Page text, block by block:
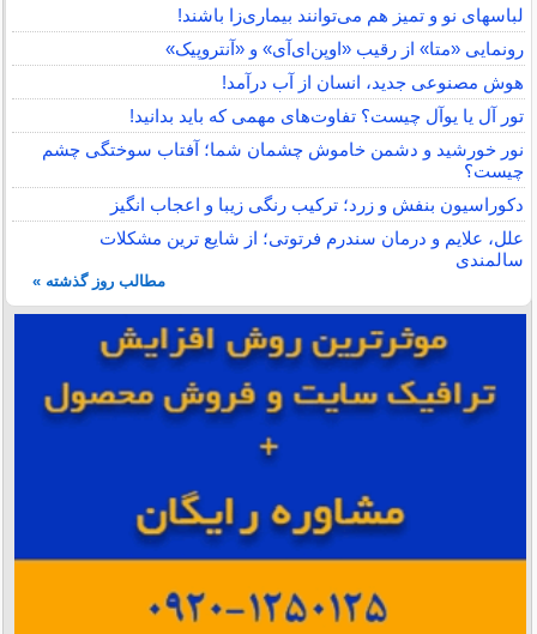
لباس‎های نو و تمیز هم می‌توانند بیماری‌زا باشند!
رونمایی «متا» از رقیب «اوپن‌ای‌آی» و «آنتروپیک»
هوش مصنوعی جدید، انسان از آب درآمد!
تور آل یا یوآل چیست؟ تفاوت‌های مهمی که باید بدانید!
نور خورشید و دشمن خاموش چشمان شما؛ آفتاب سوختگی چشم
چیست؟
دکوراسیون بنفش و زرد؛ ترکیب رنگی زیبا و اعجاب انگیز
علل، علایم و درمان سندرم فرتوتی؛ از شایع ترین مشکلات
سالمندی
مطالب روز گذشته »